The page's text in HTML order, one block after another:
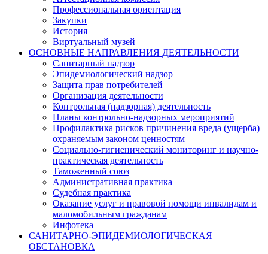
Профессиональная ориентация
Закупки
История
Виртуальный музей
ОСНОВНЫЕ НАПРАВЛЕНИЯ ДЕЯТЕЛЬНОСТИ
Санитарный надзор
Эпидемиологический надзор
Защита прав потребителей
Организация деятельности
Контрольная (надзорная) деятельность
Планы контрольно-надзорных мероприятий
Профилактика рисков причинения вреда (ущерба)
охраняемым законом ценностям
Социально-гигиенический мониторинг и научно-
практическая деятельность
Таможенный союз
Административная практика
Судебная практика
Оказание услуг и правовой помощи инвалидам и
маломобильным гражданам
Инфотека
САНИТАРНО-ЭПИДЕМИОЛОГИЧЕСКАЯ
ОБСТАНОВКА